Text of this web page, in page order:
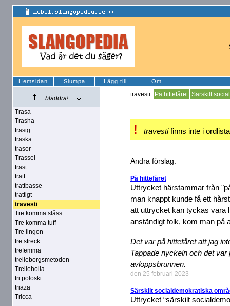
Hemsidan Slumpa Lägg till Om
bläddra!
Trasa
Trasha
trasig
traska
trasor
Trassel
trast
tratt
trattbasse
trattigt
travesti
Tre komma slåss
Tre komma tuff
Tre lingon
tre streck
trefemma
trelleborgsmetoden
Trelleholla
tri poloski
triaza
Tricca
travesti: På hittefåret Särskilt
! travestifinns inte i
Andra förslag:
På hittefåret
Uttrycket härstammar från
man knappt kunde få ett
att uttrycket kan tyckas vara
anständigt folk, kom man på
Det var på hittefåret att jag
Tappade nyckeln och det
avloppsbrunnen.
den 25 februari 2023
Särskilt socialdemokratiska
Uttrycket “särskilt